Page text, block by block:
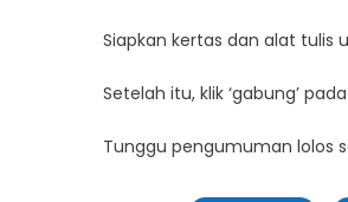
Siapkan kertas dan alat tulis
Setelah itu, klik ‘gabung’
Tunggu pengumuman lolos